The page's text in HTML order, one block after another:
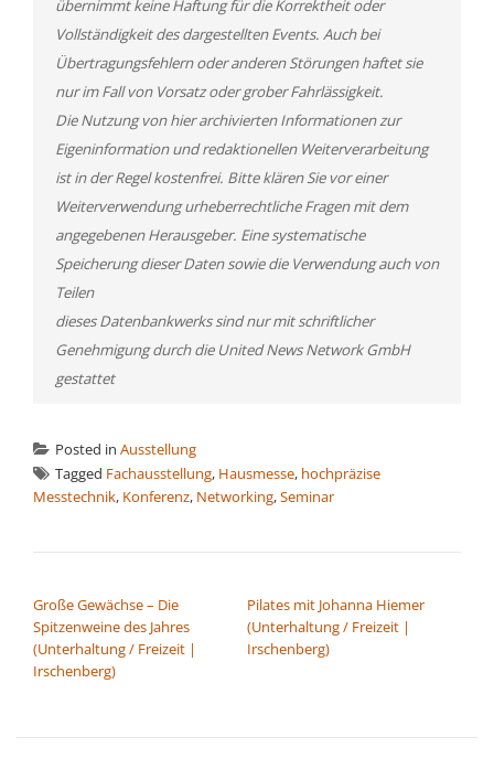
übernimmt keine Haftung für die Korrektheit oder
Vollständigkeit des dargestellten Events. Auch bei
Übertragungsfehlern oder anderen Störungen haftet sie
nur im Fall von Vorsatz oder grober Fahrlässigkeit.
Die Nutzung von hier archivierten Informationen zur
Eigeninformation und redaktionellen Weiterverarbeitung
ist in der Regel kostenfrei. Bitte klären Sie vor einer
Weiterverwendung urheberrechtliche Fragen mit dem
angegebenen Herausgeber. Eine systematische
Speicherung dieser Daten sowie die Verwendung auch von
Teilen
dieses Datenbankwerks sind nur mit schriftlicher
Genehmigung durch die United News Network GmbH
gestattet
Posted in Ausstellung
Tagged Fachausstellung, Hausmesse, hochpräzise
Messtechnik, Konferenz, Networking,Seminar
Große Gewächse – Die
Spitzenweine des Jahres
(Unterhaltung / Freizeit |
Irschenberg)
Pilates mit Johanna Hiemer
(Unterhaltung / Freizeit |
Irschenberg)